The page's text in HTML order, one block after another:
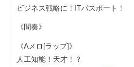
ビジネス戦略に！ITパスポート！
《間奏》
《Aメロ[ラップ]》
人工知能！天才！？